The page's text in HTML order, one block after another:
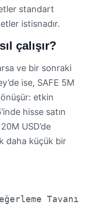
standart
istisnadır.
çalışır?
ve bir sonraki
ise, SAFE 5M
etkin
hisse satın
USD’de
daha küçük bir
Tavanı